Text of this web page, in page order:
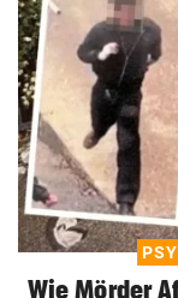
Wie Mörder